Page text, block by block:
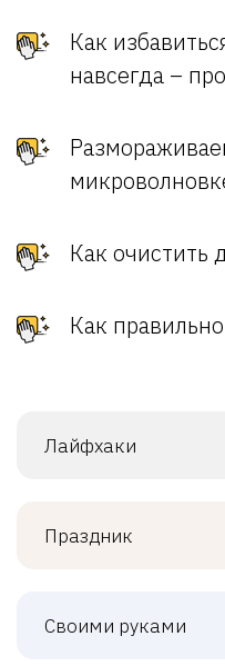
Как
навсегда –
Как очистить
Как
Лайфхаки
Праздник
Своими руками